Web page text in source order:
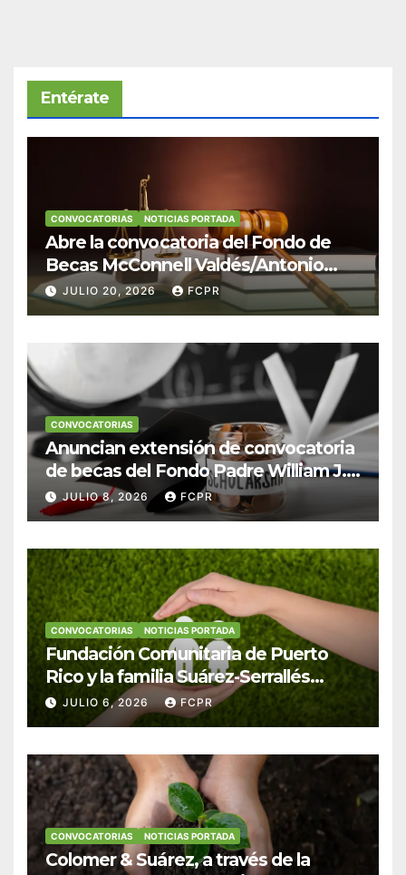
Entérate
CONVOCATORIAS NOTICIAS PORTADA
Abre la convocatoria del Fondo de
Becas McConnell Valdés/Antonio
Escudero Viera para estudiantes de
Derecho en Puerto Rico
JULIO 20, 2026 FCPR
CONVOCATORIAS
Anuncian extensión de convocatoria
de becas del Fondo Padre William J.
Hendricks, SJ para estudiantes del
Colegio San Ignacio
JULIO 8, 2026 FCPR
CONVOCATORIAS NOTICIAS PORTADA
Fundación Comunitaria de Puerto
Rico y la familia Suárez-Serrallés
anuncian convocatoria para
fortalecer hogares y albergues
JULIO 6, 2026 FCPR
CONVOCATORIAS NOTICIAS PORTADA
Colomer & Suárez, a través de la